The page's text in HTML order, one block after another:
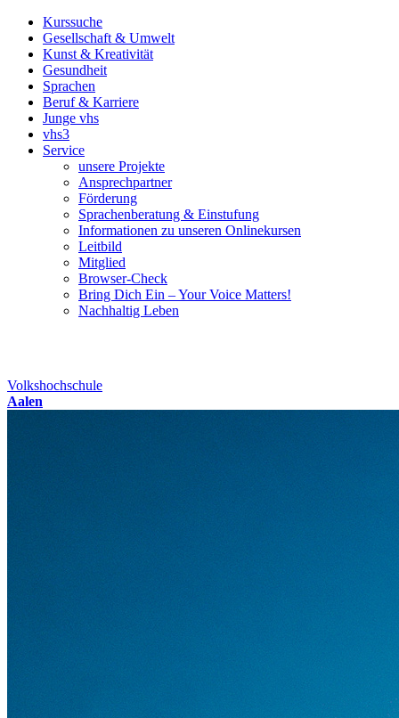
Kurssuche
Gesellschaft & Umwelt
Kunst & Kreativität
Gesundheit
Sprachen
Beruf & Karriere
Junge vhs
vhs3
Service
unsere Projekte
Ansprechpartner
Förderung
Sprachenberatung & Einstufung
Informationen zu unseren Onlinekursen
Leitbild
Mitglied
Browser-Check
Bring Dich Ein – Your Voice Matters!
Nachhaltig Leben
Volkshochschule
Aalen